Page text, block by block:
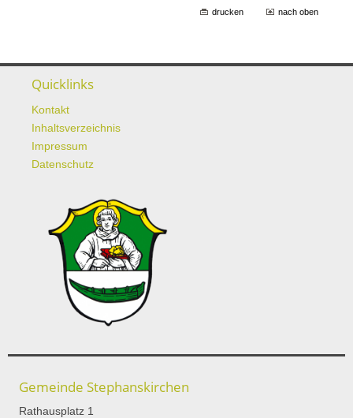
drucken nach oben
Quicklinks
Kontakt
Inhaltsverzeichnis
Impressum
Datenschutz
Gemeinde Stephanskirchen
Rathausplatz 1